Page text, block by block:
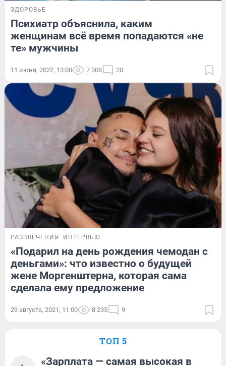
ЗДОРОВЬЕ
Психиатр объяснила, каким
женщинам всё время попадаются «не
те» мужчины
11 июня, 2022, 13:00 7 308 20
РАЗВЛЕЧЕНИЯ ИНТЕРВЬЮ
«Подарил на день рождения чемодан с
деньгами»: что известно о будущей
жене Моргенштерна, которая сама
сделала ему предложение
29 августа, 2021, 11:00 8 235 9
ТОП 5
«Зарплата — самая высокая в